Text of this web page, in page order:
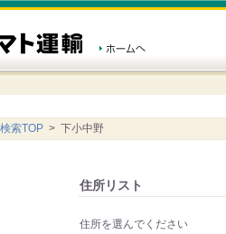
索TOP > 下小中野
住所リスト
住所を選んでください